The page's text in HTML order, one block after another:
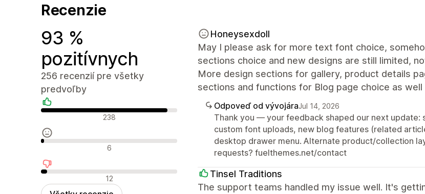
Recenzie
93 %
pozitívnych
256 recenzií pre všetky
predvoľby
Pozitívne recenzie238
Neutrálne recenzie
6
Negatívne recenzie
12
Honeysexdoll
May I please ask for more text font choice,
sections choice and new designs are still limited,
More design sections for gallery, product details
sections and functions for Blog page choice as
Odpoveď od vývojáraJul 14, 2026
Thank you — your feedback shaped our next
custom font uploads, new blog features (related
desktop drawer menu. Alternate product/collection
requests? fuelthemes.net/contact
Tinsel Traditions
The support teams handled my issue well. It's